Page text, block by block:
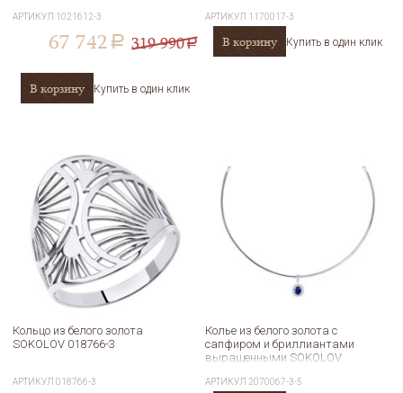
АРТИКУЛ 1021612-3
67 742 a 319 990a
В корзину Купить в один клик
АРТИКУЛ 1170017-3
В корзину Купить в один клик
Кольцо из белого золота
SOKOLOV 018766-3
АРТИКУЛ018766-3
Колье из белого золота с
сапфиром и бриллиантами
выращенными SOKOLOV
АРТИКУЛ 2070067-3-5